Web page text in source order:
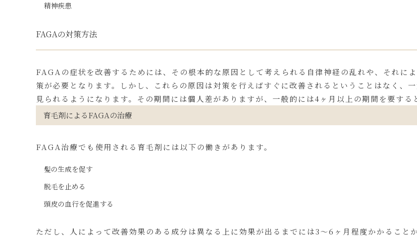
精神疾患
FAGAの対策方法
FAGAの症状を改善するためには、その根本的な原因として考えられる自律神経の乱れや、それに
策が必要となります。しかし、これらの原因は対策を行えばすぐに改善されるということはなく、
見られるようになります。その期間には個人差がありますが、一般的には4ヶ月以上の期間を要する
育毛剤によるFAGAの治療
FAGA治療でも使用される育毛剤には以下の働きがあります。
髪の生成を促す
脱毛を止める
頭皮の血行を促進する
ただし、人によって改善効果のある成分は異なる上に効果が出るまでには3～6ヶ月程度かかること